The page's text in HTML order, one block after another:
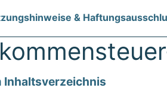
&
Inhaltsverzeichnis